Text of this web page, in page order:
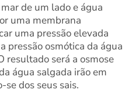
de um lado e água
uma membrana
uma pressão elevada
pressão osmótica da água
resultado será a osmose
água salgada irão em
dos seus sais.